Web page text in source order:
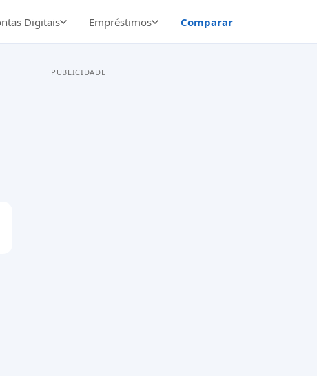
Digitais Empréstimos Comparar
PUBLICIDADE